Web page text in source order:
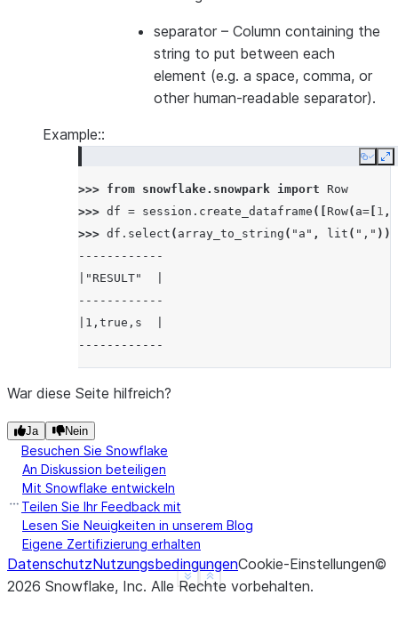
separator – Column containing the
string to put between each
element (e.g. a space, comma, or
other human-readable separator).
Example::
Copy
>>> from snowflake.snowpark import
Row
>>> df = session . create_dataframe ([ Row( a= 1 ,
>>> df . select ( array_to_string ( "a" , lit ( "," ))
------------
|"RESULT"  |
------------
|1,true,s  |
------------
Show less
See more
War diese Seite hilfreich?
Ja Nein
Besuchen Sie Snowflake
An Diskussion beteiligen
Mit Snowflake entwickeln
Teilen Sie Ihr Feedback mit
Lesen Sie Neuigkeiten in unserem Blog
Eigene Zertifizierung erhalten
DatenschutzNutzungsbedingungenCookie-Einstellungen©
2026 Snowflake, Inc. Alle Rechte vorbehalten.